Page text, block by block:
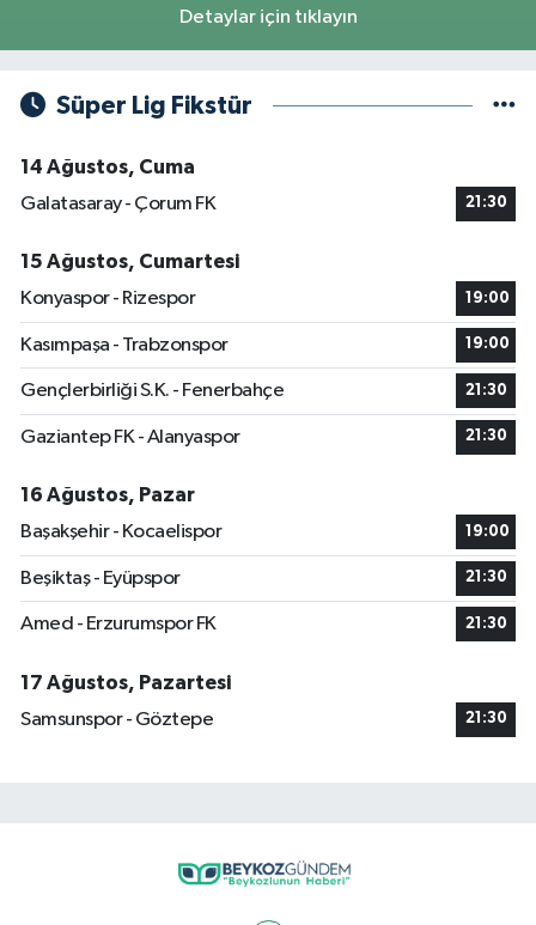
Detaylar için tıklayın
Süper Lig Fikstür
14 Ağustos, Cuma
Galatasaray - Çorum FK
21:30
15 Ağustos, Cumartesi
Konyaspor - Rizespor
19:00
Kasımpaşa - Trabzonspor 19:00
Gençlerbirliği S.K. - Fenerbahçe 21:30
Gaziantep FK - Alanyaspor 21:30
16 Ağustos, Pazar
Başakşehir - Kocaelispor
19:00
Beşiktaş - Eyüpspor 21:30
Amed - Erzurumspor FK 21:30
17 Ağustos, Pazartesi
Samsunspor - Göztepe
21:30